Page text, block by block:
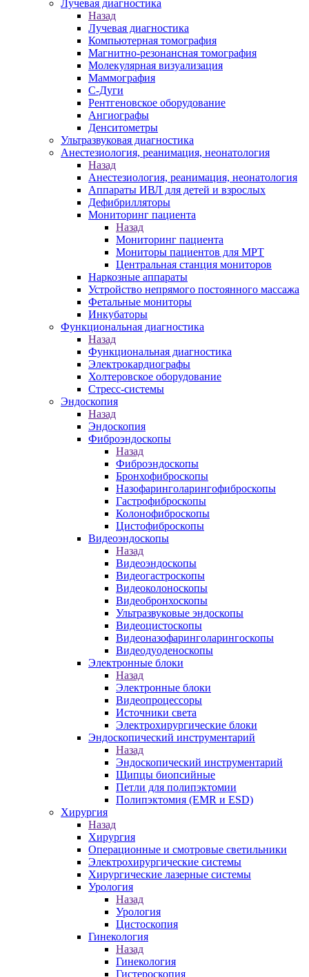
Лучевая диагностика
Назад
Лучевая диагностика
Компьютерная томография
Магнитно-резонансная томография
Молекулярная визуализация
Маммография
С-Дуги
Рентгеновское оборудование
Ангиографы
Денситометры
Ультразвуковая диагностика
Анестезиология, реанимация, неонатология
Назад
Анестезиология, реанимация, неонатология
Аппараты ИВЛ для детей и взрослых
Дефибрилляторы
Мониторинг пациента
Назад
Мониторинг пациента
Мониторы пациентов для МРТ
Центральная станция мониторов
Наркозные аппараты
Устройство непрямого постоянного массажа
Фетальные мониторы
Инкубаторы
Функциональная диагностика
Назад
Функциональная диагностика
Электрокардиографы
Холтеровское оборудование
Стресс-системы
Эндоскопия
Назад
Эндоскопия
Фиброэндоскопы
Назад
Фиброэндоскопы
Бронхофиброскопы
Назофаринголарингофиброскопы
Гастрофиброскопы
Колонофиброскопы
Цистофиброскопы
Видеоэндоскопы
Назад
Видеоэндоскопы
Видеогастроскопы
Видеоколоноскопы
Видеобронхоскопы
Ультразвуковые эндоскопы
Видеоцистоскопы
Видеоназофаринголарингоскопы
Видеодуоденоскопы
Электронные блоки
Назад
Электронные блоки
Видеопроцессоры
Источники света
Электрохирургические блоки
Эндоскопический инструментарий
Назад
Эндоскопический инструментарий
Щипцы биопсийные
Петли для полипэктомии
Полипэктомия (EMR и ESD)
Хирургия
Назад
Хирургия
Операционные и смотровые светильники
Электрохирургические системы
Хирургические лазерные системы
Урология
Назад
Урология
Цистоскопия
Гинекология
Назад
Гинекология
Гистероскопия